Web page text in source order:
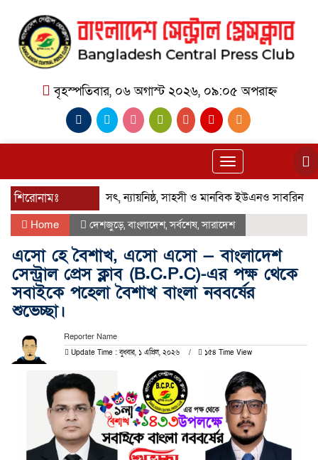
বৃহস্পতিবার, ০৬ অগাস্ট ২০২৬, ০৯:০৫ অপরাহ্ন
Toggle
navigation
শিরোনামঃ সৎ, ন্যায়নিষ্ঠ, সাহসী ও মানবিক ইউএনও সাবরিনা
Home দেশজুড়ে,বাংলাদেশ,সর্বশেষ,সারাদেশ
এসো হে বৈশাখ, এসো এসো — বাংলাদেশ
সেন্ট্রাল প্রেস ক্লাব (B.C.P.C)-এর পক্ষ থেকে
সবাইকে পহেলা বৈশাখ বাংলা নববর্ষের
শুভেচ্ছা।
Reporter Name
Update Time : বুধবার, ১ এপ্রিল, ২০২৬ ১৫৪ Time View